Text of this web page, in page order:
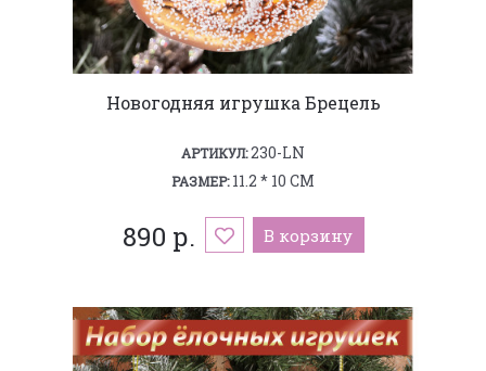
Новогодняя игрушка Брецель
АРТИКУЛ:230-LN
РАЗМЕР:11.2 * 10 СМ
890 р. В корзину